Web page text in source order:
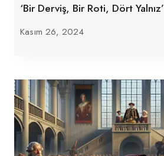
‘Bir Derviş, Bir Roti, Dört Yalnız’
Kasım 26, 2024